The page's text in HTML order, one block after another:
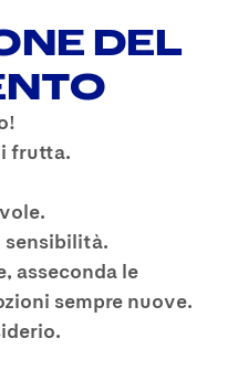
DEL
frutta.
sensibilità.
asseconda le
sempre nuove.